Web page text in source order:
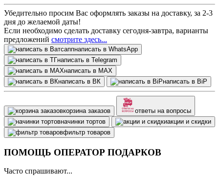
Убедительно просим Вас оформлять заказы на доставку, за 2-3
дня до желаемой даты!
Если необходимо сделать доставку сегодня-завтра, варианты
предложений смотрите здесь...
написать в WhatsApp
написать в Telegram
написать в МАХ
написать в ВК
написать в BiP
корзина заказов
ответы на вопросы
начинки тортов
акции и скидки
фильтр товаров
ПОМОЩЬ ОПЕРАТОР ПОДАРКОВ
Часто спрашивают...